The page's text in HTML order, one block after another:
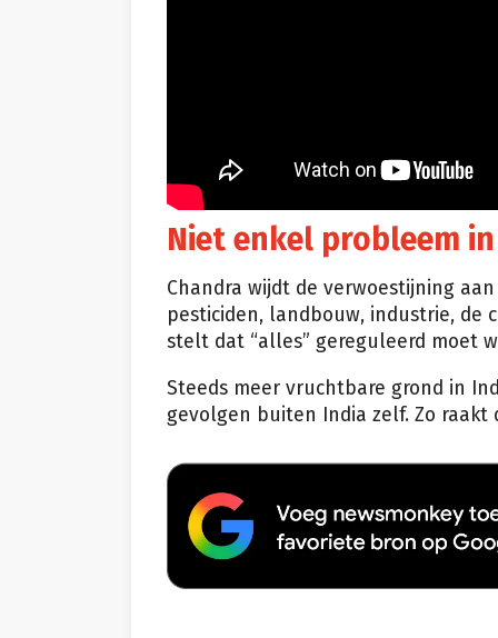
Niet enkel probleem
Chandra wijdt de verwoestijning
pesticiden, landbouw, industrie, de
stelt dat “alles” gereguleerd moet
Steeds meer vruchtbare grond in
gevolgen buiten India zelf. Zo